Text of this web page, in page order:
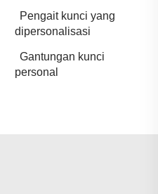
Pengait kunci yang
dipersonalisasi
Gantungan kunci
personal